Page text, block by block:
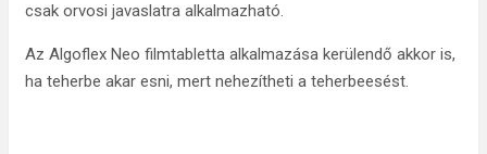
csak orvosi javaslatra alkalmazható.
Az Algoflex Neo filmtabletta alkalmazása kerülendő akkor is,
ha teherbe akar esni, mert nehezítheti a teherbeesést.